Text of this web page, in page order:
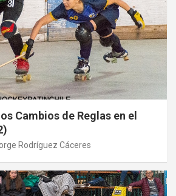
Cambios de Reglas en el
Rodríguez Cáceres